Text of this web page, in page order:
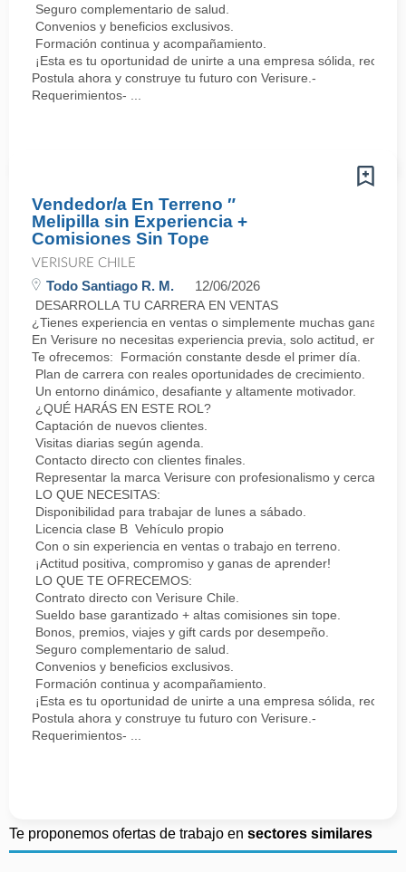
Seguro complementario de salud.
Convenios y beneficios exclusivos.
Formación continua y acompañamiento.
¡Esta es tu oportunidad de unirte a una empresa sólida,
Postula ahora y construye tu futuro con Verisure.-
Requerimientos- ...
Vendedor/a En Terreno ″
Melipilla sin Experiencia +
Comisiones Sin Tope
VERISURE CHILE
Todo Santiago R. M. 12/06/2026
DESARROLLA TU CARRERA EN VENTAS
¿Tienes experiencia en ventas o simplemente muchas ganas
En Verisure no necesitas experiencia previa, solo actitud,
Te ofrecemos: Formación constante desde el primer día.
Plan de carrera con reales oportunidades de crecimiento.
Un entorno dinámico, desafiante y altamente motivador.
¿QUÉ HARÁS EN ESTE ROL?
Captación de nuevos clientes.
Visitas diarias según agenda.
Contacto directo con clientes finales.
Representar la marca Verisure con profesionalismo y cercanía.
LO QUE NECESITAS:
Disponibilidad para trabajar de lunes a sábado.
Licencia clase B Vehículo propio
Con o sin experiencia en ventas o trabajo en terreno.
¡Actitud positiva, compromiso y ganas de aprender!
LO QUE TE OFRECEMOS:
Contrato directo con Verisure Chile.
Sueldo base garantizado + altas comisiones sin tope.
Bonos, premios, viajes y gift cards por desempeño.
Seguro complementario de salud.
Convenios y beneficios exclusivos.
Formación continua y acompañamiento.
¡Esta es tu oportunidad de unirte a una empresa sólida,
Postula ahora y construye tu futuro con Verisure.-
Requerimientos- ...
Te proponemos ofertas de trabajo en sectores similares